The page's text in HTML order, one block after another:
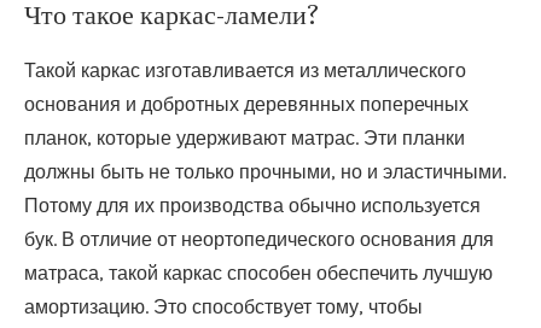
Что такое каркас-ламели?
Такой каркас изготавливается из металлического
основания и добротных деревянных поперечных
планок, которые удерживают матрас. Эти планки
должны быть не только прочными, но и эластичными.
Потому для их производства обычно используется
бук. В отличие от неортопедического основания для
матраса, такой каркас способен обеспечить лучшую
амортизацию. Это способствует тому, чтобы